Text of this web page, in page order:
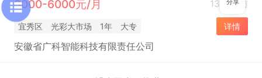
3000-6000元/月
13小时前
宜秀区 光彩大市场 1年 大专 详情
安徽省广科智能科技有限责任公司
分享